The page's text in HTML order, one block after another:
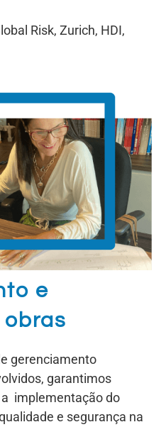
Risk, Zurich, HDI,
e
obras
gerenciamento
garantimos
implementação do
e segurança na